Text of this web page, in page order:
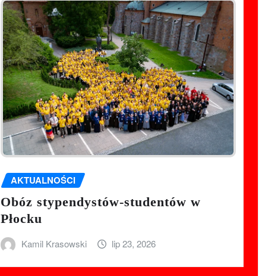
AKTUALNOŚCI
Obóz stypendystów-studentów w
Płocku
Kamil Krasowski lip 23, 2026